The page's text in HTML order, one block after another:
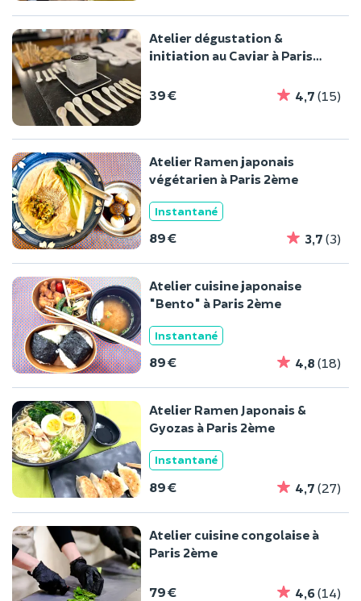
Atelier dégustation &
initiation au Caviar à Paris
39 € 4,7 (15)
Atelier Ramen japonais
végétarien à Paris 2ème
Instantané
89 € 3,7 (3)
Atelier cuisine japonaise
"Bento" à Paris 2ème
Instantané
89 € 4,8 (18)
Atelier Ramen Japonais &
Gyozas à Paris 2ème
Instantané
89 € 4,7 (27)
Atelier cuisine congolaise à
Paris 2ème
79 € 4,6(14)